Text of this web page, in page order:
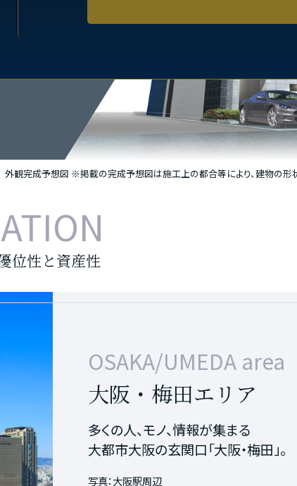
外観完成予想図 ※掲載の完成予想図は施工上の都合等により、建物の形
位性と資産性
OSAKA/UMEDA area
大阪・梅田エリア
多くの人、モノ、情報が集まる
大都市大阪の玄関口「大阪・梅田」。
写真：大阪駅周辺
SHINSAIBASHI area
心斎橋エリア
ブランドショップや百貨店が集まる
トレンド発信エリア。
写真：心斎橋筋商店街（現地より約1,200m）